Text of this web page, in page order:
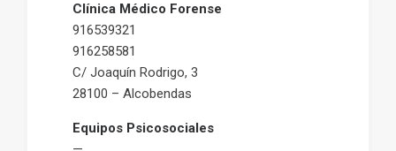
Clínica Médico Forense
916539321
916258581
C/ Joaquín Rodrigo, 3
28100 – Alcobendas
Equipos Psicosociales